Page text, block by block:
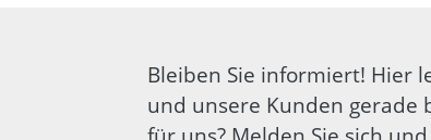
Bleiben Sie informiert! Hier
und unsere Kunden gerade